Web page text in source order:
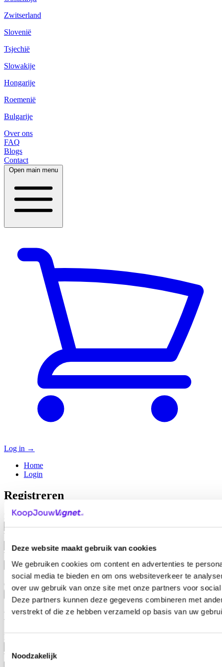
Deze website maakt gebruik van cookies
We gebruiken cookies om content en advertenties te
social media te bieden en om ons websiteverkeer te
over uw gebruik van onze site met onze partners voor
Deze partners kunnen deze gegevens combineren met
verstrekt of die ze hebben verzameld op basis van uw
Noodzakelijk
Zwitserland
Slovenië
Tsjechië
Slowakije
Hongarije
Roemenië
Bulgarije
Over ons
FAQ
Blogs
Contact
Open main menu
Log in →
Home
Login
Registreren
E-mail*
Wachtwoord
Wachtwoord herhalen
Onthoud mij
Login
E-mail
Wachtwoord*